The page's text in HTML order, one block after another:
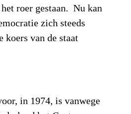
roer gestaan. Nu kan
zich steeds
koers van de staat
in 1974, is vanwege